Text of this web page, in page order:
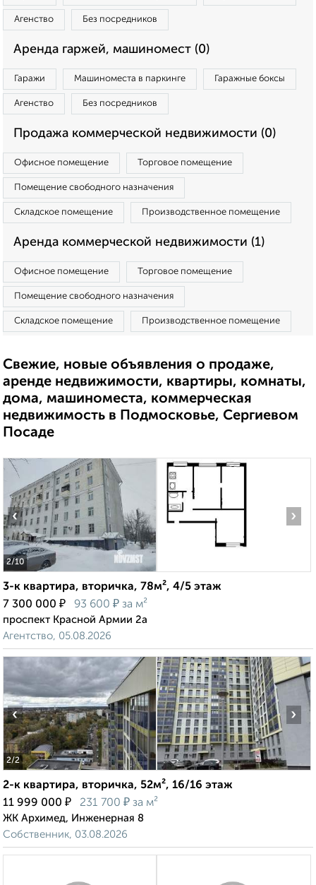
Агенство Без посредников
Аренда гаржей, машиномест (0)
Гаражи Машиноместа в паркинге Гаражные боксы
Агенство Без посредников
Продажа коммерческой недвижимости (0)
Офисное помещение Торговое помещение
Помещение свободного назначения
Складское помещение Производственное помещение
Аренда коммерческой недвижимости (1)
Офисное помещение Торговое помещение
Помещение свободного назначения
Складское помещение Производственное помещение
Свежие, новые объявления о продаже,
аренде недвижимости, квартиры, комнаты,
дома, машиноместа, коммерческая
недвижимость в Подмосковье, Сергиевом
Посаде
2/10
‹ ›
3-к квартира, вторичка, 78м², 4/5 этаж
7 300 000 ₽ 93 600 ₽ за м²
проспект Красной Армии 2а
Агентство, 05.08.2026
2/2
‹ ›
2-к квартира, вторичка, 52м², 16/16 этаж
11 999 000 ₽ 231 700 ₽ за м²
ЖК Архимед, Инженерная 8
Собственник, 03.08.2026